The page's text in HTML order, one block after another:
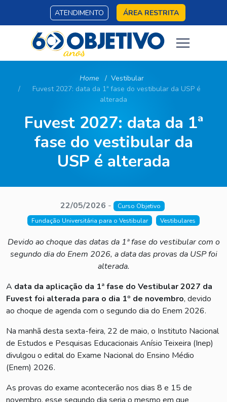
ATENDIMENTO ÁREA RESTRITA
Home
Vestibular
Fuvest 2027: data da 1ª fase do vestibular da USP é
alterada
Fuvest 2027: data da 1ª
fase do vestibular da
USP é alterada
22/05/2026 -
Curso Objetivo
Fundação Universitária para o Vestibular
Vestibulares
Devido ao choque das datas da 1ª fase do vestibular com o
segundo dia do Enem 2026, a data das provas da USP foi
alterada.
A data da aplicação da 1ª fase do Vestibular 2027 da
Fuvest foi alterada para o dia 1º de novembro, devido
ao choque de agenda com o segundo dia do Enem 2026.
Na manhã desta sexta-feira, 22 de maio, o Instituto Nacional
de Estudos e Pesquisas Educacionais Anísio Teixeira (Inep)
divulgou o edital do Exame Nacional do Ensino Médio
(Enem) 2026.
As provas do exame acontecerão nos dias 8 e 15 de